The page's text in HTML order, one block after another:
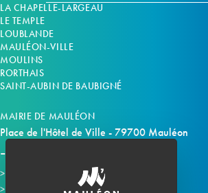
LA CHAPELLE-LARGEAU
LE TEMPLE
LOUBLANDE
MAULÉON-VILLE
MOULINS
RORTHAIS
SAINT-AUBIN DE BAUBIGNÉ
MAIRIE DE MAULÉON
Place de l'Hôtel de Ville - 79700 Mauléon
Horaires d'ouverture
Contacter la mairie